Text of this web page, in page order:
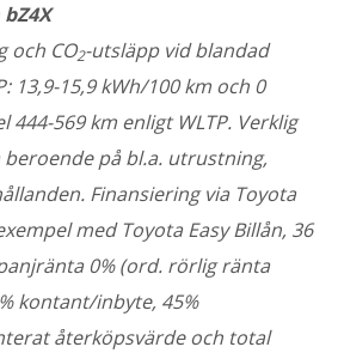
och CO2-utsläpp vid blandad
13,9-15,9 kWh/100 km och 0
444-569 km enligt WLTP. Verklig
beroende på bl.a. utrustning,
Finansiering via Toyota
med Toyota Easy Billån, 36
0% (ord. rörlig ränta
kontant/inbyte, 45%
återköpsvärde och total